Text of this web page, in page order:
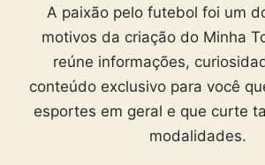
A paixão pelo futebol foi um
motivos da criação do Minha
reúne informações,
conteúdo exclusivo para você
esportes em geral e que curte
modalidades.